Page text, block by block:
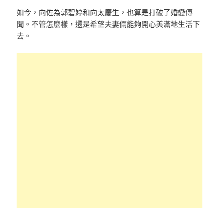
如今，向佐為郭碧婷和向太慶生，也算是打破了婚變傳
聞。不管怎麼樣，還是希望夫妻倆能夠開心美滿地生活下
去。